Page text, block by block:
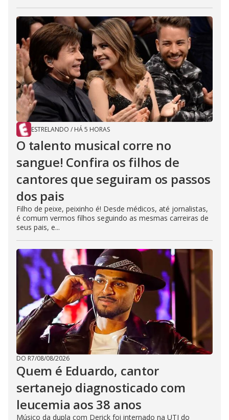
ESTRELANDO / HÁ 5 HORAS
O talento musical corre no
sangue! Confira os filhos de
cantores que seguiram os passos
dos pais
Filho de peixe, peixinho é! Desde médicos, até jornalistas,
é comum vermos filhos seguindo as mesmas carreiras de
seus pais, e...
DO R7/08/08/2026
Quem é Eduardo, cantor
sertanejo diagnosticado com
leucemia aos 38 anos
Músico da dupla com Derick foi internado na UTI do